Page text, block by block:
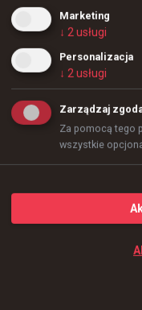
177 1
Marketing
↓ 2usługi
Personalizacja
↓ 2usługi
Zarządzaj
Za pomocą tego
wszystkie